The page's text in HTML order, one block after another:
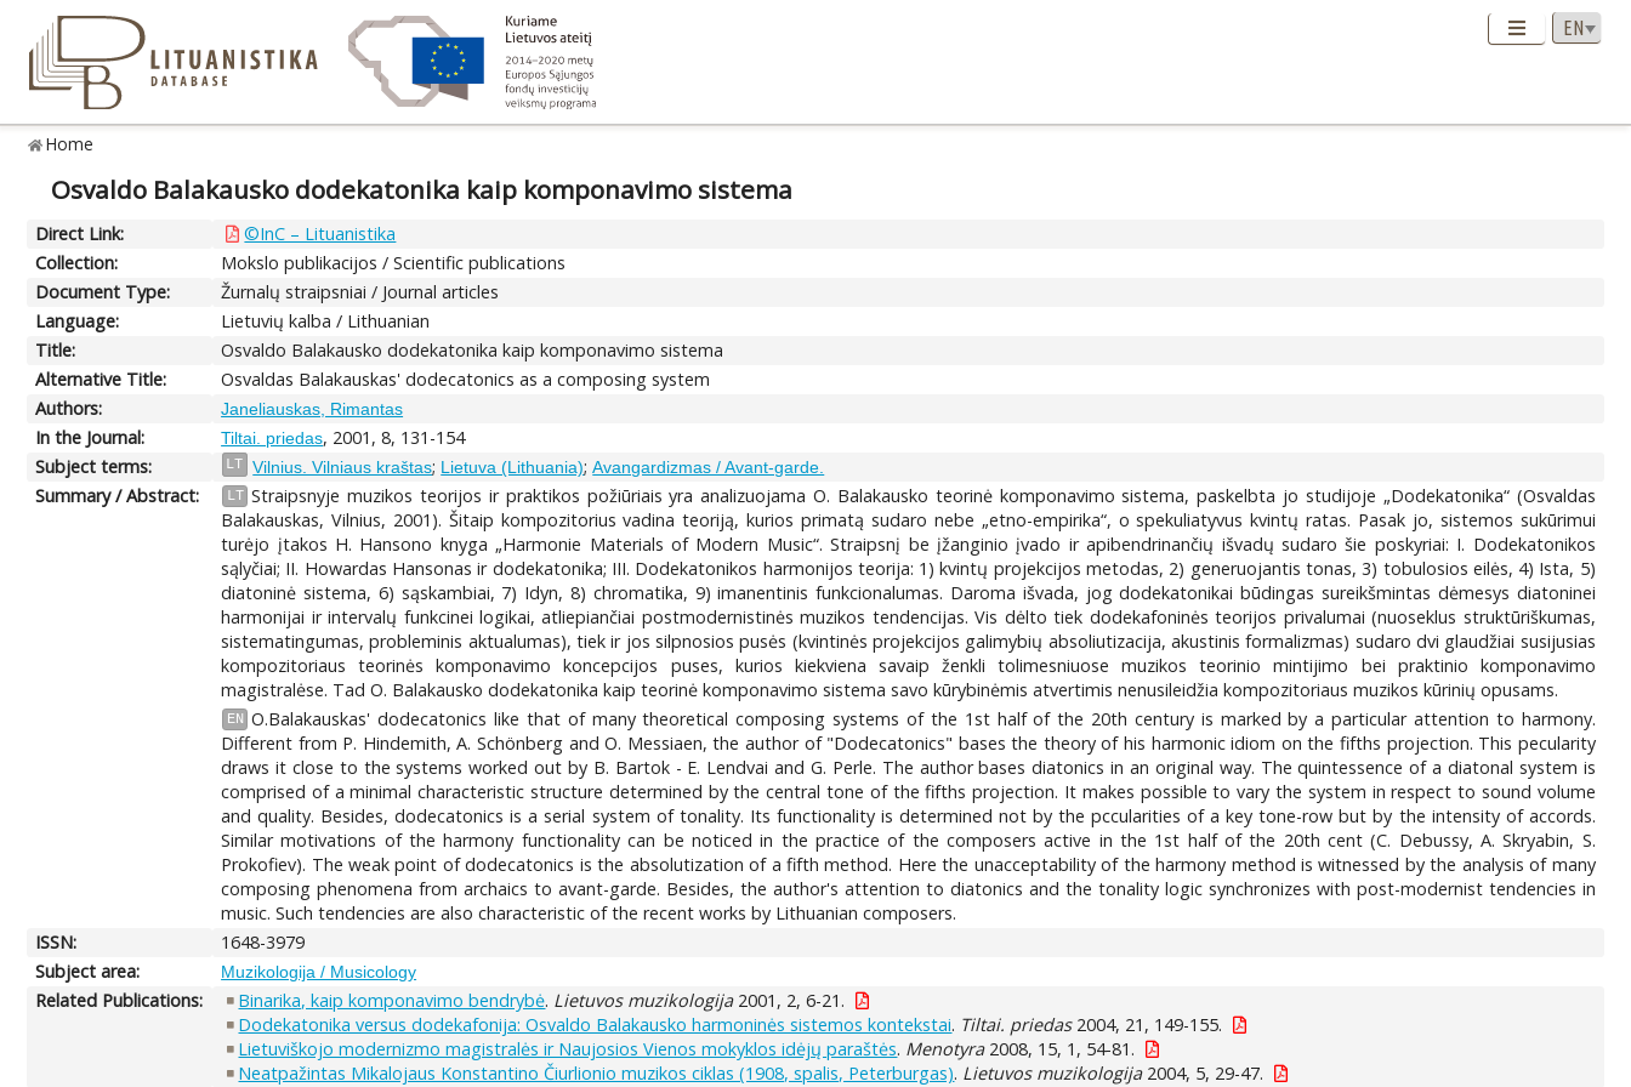
Home
Osvaldo Balakausko dodekatonika kaip komponavimo sistema
Direct Link:
©InC – Lituanistika
Collection:
Mokslo publikacijos / Scientific publications
Document Type:
Žurnalų straipsniai / Journal articles
Language:
Lietuvių kalba / Lithuanian
Title:
Osvaldo Balakausko dodekatonika kaip komponavimo sistema
Alternative Title:
Osvaldas Balakauskas' dodecatonics as a composing system
Authors:
Janeliauskas, Rimantas
In the Journal: Tiltai. priedas, 2001, 8, 131-154
Subject terms:
LT Vilnius. Vilniaus kraštas; Lietuva (Lithuania);Avangardizmas / Avant-garde.
Summary / Abstract: LT Straipsnyje muzikos teorijos ir praktikos požiūriais yra analizuojama O. Balakausko teorinė komponavimo sistema, paskelbta jo studijoje „Dodekatonika“ (Osvaldas
Balakauskas, Vilnius, 2001). Šitaip kompozitorius vadina teoriją, kurios primatą sudaro nebe „etno-empirika“, o spekuliatyvus kvintų ratas. Pasak jo, sistemos sukūrimui
turėjo įtakos H. Hansono knyga „Harmonie Materials of Modern Music“. Straipsnį be įžanginio įvado ir apibendrinančių išvadų sudaro šie poskyriai: I. Dodekatonikos
sąlyčiai; II. Howardas Hansonas ir dodekatonika; III. Dodekatonikos harmonijos teorija: 1) kvintų projekcijos metodas, 2) generuojantis tonas, 3) tobulosios eilės, 4) Ista, 5)
diatoninė sistema, 6) sąskambiai, 7) Idyn, 8) chromatika, 9) imanentinis funkcionalumas. Daroma išvada, jog dodekatonikai būdingas sureikšmintas dėmesys diatoninei
harmonijai ir intervalų funkcinei logikai, atliepiančiai postmodernistinės muzikos tendencijas. Vis dėlto tiek dodekafoninės teorijos privalumai (nuoseklus struktūriškumas,
sistematingumas, probleminis aktualumas), tiek ir jos silpnosios pusės (kvintinės projekcijos galimybių absoliutizacija, akustinis formalizmas) sudaro dvi glaudžiai susijusias
kompozitoriaus teorinės komponavimo koncepcijos puses, kurios kiekviena savaip ženkli tolimesniuose muzikos teorinio mintijimo bei praktinio komponavimo
magistralėse. Tad O. Balakausko dodekatonika kaip teorinė komponavimo sistema savo kūrybinėmis atvertimis nenusileidžia kompozitoriaus muzikos kūrinių opusams.
EN O.Balakauskas' dodecatonics like that of many theoretical composing systems of the 1st half of the 20th century is marked by a particular attention to harmony.
Different from P. Hindemith, A. Schönberg and O. Messiaen, the author of "Dodecatonics" bases the theory of his harmonic idiom on the fifths projection. This pecularity
draws it close to the systems worked out by B. Bartok - E. Lendvai and G. Perle. The author bases diatonics in an original way. The quintessence of a diatonal system is
comprised of a minimal characteristic structure determined by the central tone of the fifths projection. It makes possible to vary the system in respect to sound volume
and quality. Besides, dodecatonics is a serial system of tonality. Its functionality is determined not by the pccularities of a key tone-row but by the intensity of accords.
Similar motivations of the harmony functionality can be noticed in the practice of the composers active in the 1st half of the 20th cent (C. Debussy, A. Skryabin, S.
Prokofiev). The weak point of dodecatonics is the absolutization of a fifth method. Here the unacceptability of the harmony method is witnessed by the analysis of many
composing phenomena from archaics to avant-garde. Besides, the author's attention to diatonics and the tonality logic synchronizes with post-modernist tendencies in
music. Such tendencies are also characteristic of the recent works by Lithuanian composers.
ISSN:
1648-3979
Subject area:
Muzikologija / Musicology
Related Publications: Binarika, kaip komponavimo bendrybė. Lietuvos muzikologija2001, 2, 6-21.
Dodekatonika versus dodekafonija: Osvaldo Balakausko harmoninės sistemos kontekstai. Tiltai. priedas2004, 21, 149-155.
Lietuviškojo modernizmo magistralės ir Naujosios Vienos mokyklos idėjų paraštės. Menotyra2008, 15, 1, 54-81.
Neatpažintas Mikalojaus Konstantino Čiurlionio muzikos ciklas (1908, spalis, Peterburgas). Lietuvos muzikologija2004, 5, 29-47.